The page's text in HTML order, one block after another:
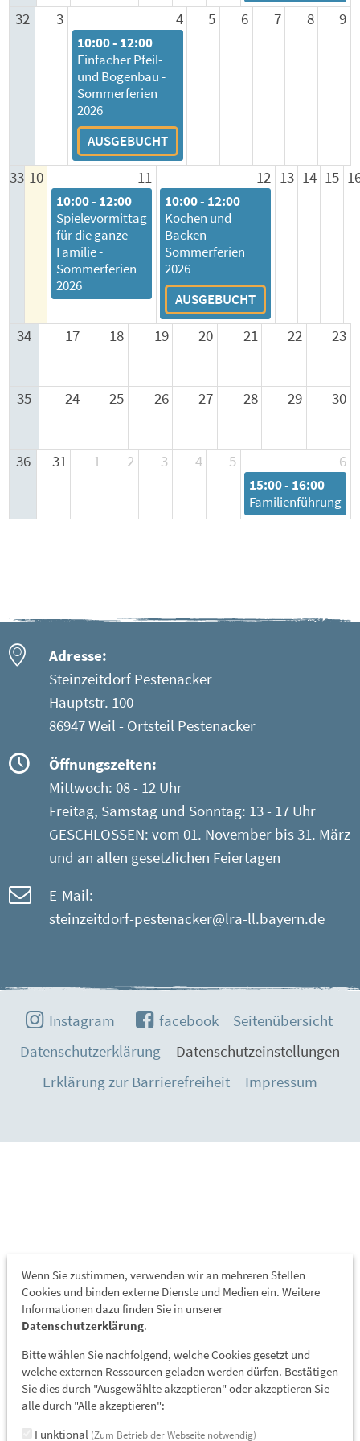
32 3 4
10:00 - 12:00
Einfacher Pfeil-
und Bogenbau -
Sommerferien
2026
AUSGEBUCHT
5 6 7 8 9
33 10 11
10:00 - 12:00
Spielevormittag
für die ganze
Familie -
Sommerferien
2026
12
10:00 - 12:00
Kochen und
Backen -
Sommerferien
2026
AUSGEBUCHT
13 14 15
34 17 18 19 20 21 22 23
35 24 25 26 27 28 29 30
36 31 1 2 3 4 5 6
15:00 - 16:00
Familienführung
Adresse:
Steinzeitdorf Pestenacker
Hauptstr. 100
86947 Weil - Ortsteil Pestenacker
Öffnungszeiten:
Mittwoch: 08 - 12 Uhr
Freitag, Samstag und Sonntag: 13 - 17 Uhr
GESCHLOSSEN: vom 01. November bis 31. März
und an allen gesetzlichen Feiertagen
E-Mail:
steinzeitdorf-pestenacker@lra-ll.bayern.de
Instagram facebook
Seitenübersicht
Datenschutzerklärung
Datenschutzeinstellungen
Erklärung zur Barrierefreiheit
Impressum
Wenn Sie zustimmen, verwenden wir an mehreren Stellen
Cookies und binden externe Dienste und Medien ein. Weitere
Informationen dazu finden Sie in unserer
Datenschutzerklärung.
Bitte wählen Sie nachfolgend, welche Cookies gesetzt und
welche externen Ressourcen geladen werden dürfen. Bestätigen
Sie dies durch "Ausgewählte akzeptieren" oder akzeptieren Sie
alle durch "Alle akzeptieren":
Funktional (Zum Betrieb der Webseite notwendig)